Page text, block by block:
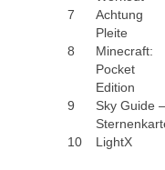
7
Achtung
Pleite
8
Minecraft:
Pocket
Edition
9
Sky Guide –
10 LightX